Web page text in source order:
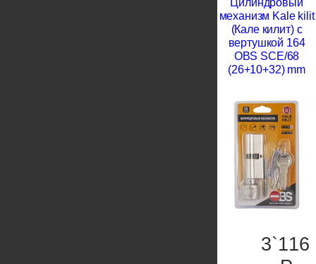
Цилиндровый
механизм Kale kilit
(Кале килит) с
вертушкой 164
OBS SCE/68
(26+10+32) mm
3`116